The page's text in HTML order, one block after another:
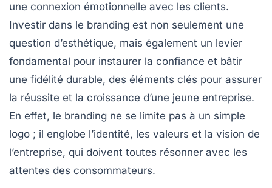
une connexion émotionnelle avec les clients.
Investir dans le branding est non seulement une
question d’esthétique, mais également un levier
fondamental pour instaurer la confiance et bâtir
une fidélité durable, des éléments clés pour assurer
la réussite et la croissance d’une jeune entreprise.
En effet, le branding ne se limite pas à un simple
logo ; il englobe l’identité, les valeurs et la vision de
l’entreprise, qui doivent toutes résonner avec les
attentes des consommateurs.